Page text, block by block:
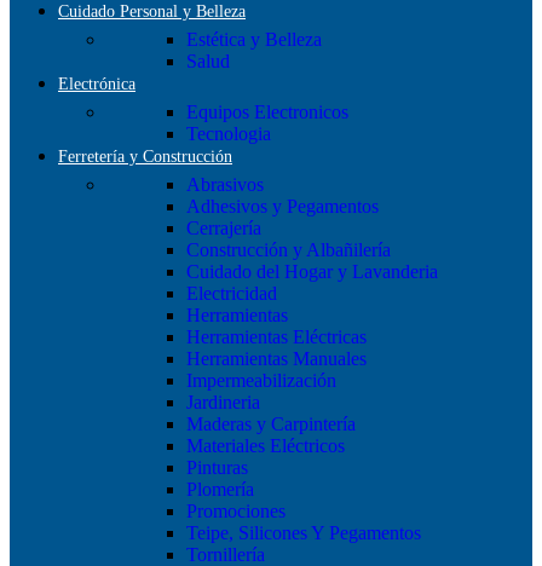
Cuidado Personal y Belleza
Estética y Belleza
Salud
Electrónica
Equipos Electronicos
Tecnologia
Ferretería y Construcción
Abrasivos
Adhesivos y Pegamentos
Cerrajería
Construcción y Albañilería
Cuidado del Hogar y Lavanderia
Electricidad
Herramientas
Herramientas Eléctricas
Herramientas Manuales
Impermeabilización
Jardineria
Maderas y Carpintería
Materiales Eléctricos
Pinturas
Plomería
Promociones
Teipe, Silicones Y Pegamentos
Tornillería